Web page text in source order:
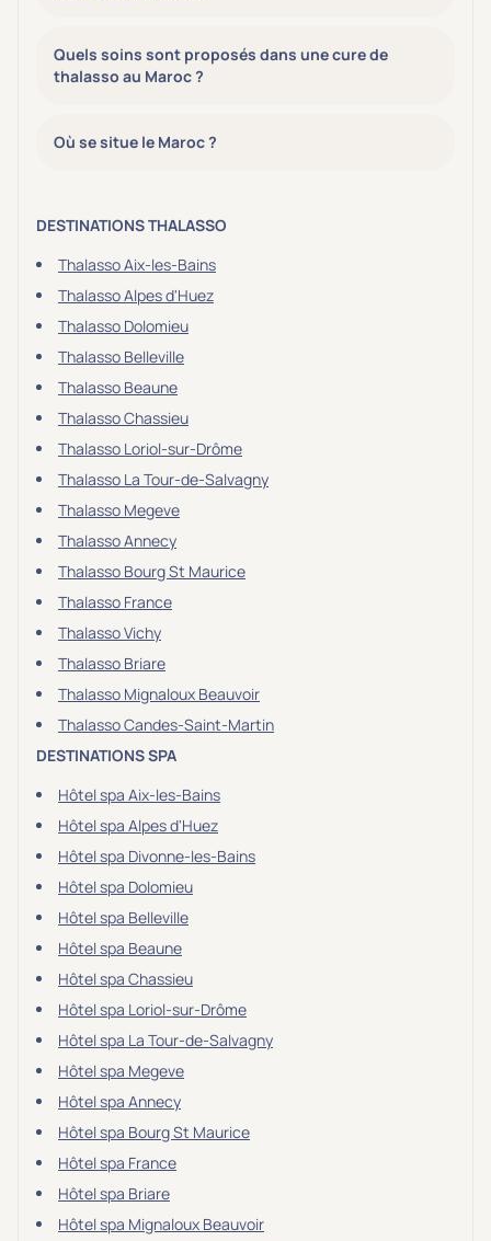
Quels soins sont proposés dans une cure de
thalasso au Maroc ?
Où se situe le Maroc ?
DESTINATIONS THALASSO
Thalasso Aix-les-Bains
Thalasso Alpes d'Huez
Thalasso Dolomieu
Thalasso Belleville
Thalasso Beaune
Thalasso Chassieu
Thalasso Loriol-sur-Drôme
Thalasso La Tour-de-Salvagny
Thalasso Megeve
Thalasso Annecy
Thalasso Bourg St Maurice
Thalasso France
Thalasso Vichy
Thalasso Briare
Thalasso Mignaloux Beauvoir
Thalasso Candes-Saint-Martin
DESTINATIONS SPA
Hôtel spa Aix-les-Bains
Hôtel spa Alpes d'Huez
Hôtel spa Divonne-les-Bains
Hôtel spa Dolomieu
Hôtel spa Belleville
Hôtel spa Beaune
Hôtel spa Chassieu
Hôtel spa Loriol-sur-Drôme
Hôtel spa La Tour-de-Salvagny
Hôtel spa Megeve
Hôtel spa Annecy
Hôtel spa Bourg St Maurice
Hôtel spa France
Hôtel spa Briare
Hôtel spa Mignaloux Beauvoir